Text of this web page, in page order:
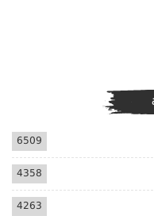
6509
4358
4263